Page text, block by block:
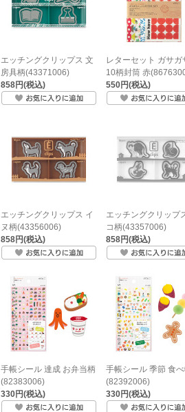
エッチングクリップス 文
房具柄(43371006)
858円(税込)
レターセット ガサガ
10柄封筒 赤
550円(税込)
エッチングクリップス イ
ヌ柄(43356006)
858円(税込)
エッチングクリップ
コ柄(43357006)
858円(税込)
手帳シール 達成 お弁当柄
(82383006)
330円(税込)
手帳シール 季節 食
(82392006)
330円(税込)